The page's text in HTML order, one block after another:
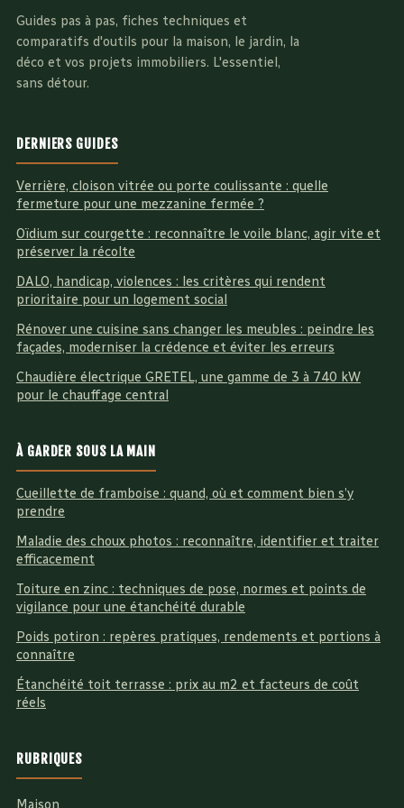
Guides pas à pas, fiches techniques et
comparatifs d'outils pour la maison, le jardin, la
déco et vos projets immobiliers. L'essentiel,
sans détour.
DERNIERS GUIDES
Verrière, cloison vitrée ou porte coulissante : quelle
fermeture pour une mezzanine fermée ?
Oïdium sur courgette : reconnaître le voile blanc, agir vite et
préserver la récolte
DALO, handicap, violences : les critères qui rendent
prioritaire pour un logement social
Rénover une cuisine sans changer les meubles : peindre les
façades, moderniser la crédence et éviter les erreurs
Chaudière électrique GRETEL, une gamme de 3 à 740 kW
pour le chauffage central
À GARDER SOUS LA MAIN
Cueillette de framboise : quand, où et comment bien s’y
prendre
Maladie des choux photos : reconnaître, identifier et traiter
efficacement
Toiture en zinc : techniques de pose, normes et points de
vigilance pour une étanchéité durable
Poids potiron : repères pratiques, rendements et portions à
connaître
Étanchéité toit terrasse : prix au m2 et facteurs de coût
réels
RUBRIQUES
Maison